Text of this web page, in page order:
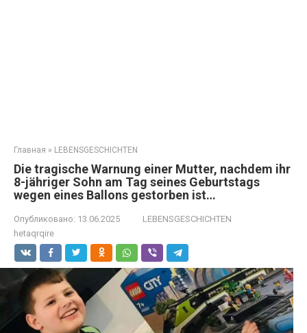
Главная » LEBENSGESCHICHTEN
Die tragische Warnung einer Mutter, nachdem ihr
8-jähriger Sohn am Tag seines Geburtstags
wegen eines Ballons gestorben ist…
Опубликовано: 13.06.2025
LEBENSGESCHICHTEN
hetaqrqire